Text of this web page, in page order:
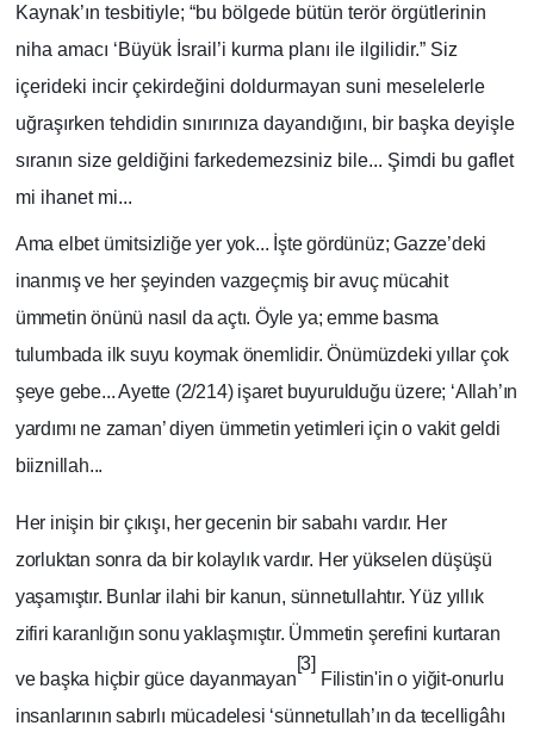
Kaynak’ın tesbitiyle; “bu bölgede bütün terör örgütlerinin
niha amacı ‘Büyük İsrail’i kurma planı ile ilgilidir.” Siz
içerideki incir çekirdeğini doldurmayan suni meselelerle
uğraşırken tehdidin sınırınıza dayandığını, bir başka deyişle
sıranın size geldiğini farkedemezsiniz bile... Şimdi bu gaflet
mi ihanet mi...
Ama elbet ümitsizliğe yer yok... İşte gördünüz; Gazze’deki
inanmış ve her şeyinden vazgeçmiş bir avuç mücahit
ümmetin önünü nasıl da açtı. Öyle ya; emme basma
tulumbada ilk suyu koymak önemlidir. Önümüzdeki yıllar çok
şeye gebe... Ayette (2/214) işaret buyurulduğu üzere; ‘Allah’ın
yardımı ne zaman’ diyen ümmetin yetimleri için o vakit geldi
biiznillah...
Her inişin bir çıkışı, her gecenin bir sabahı vardır. Her
zorluktan sonra da bir kolaylık vardır. Her yükselen düşüşü
yaşamıştır. Bunlar ilahi bir kanun, sünnetullahtır. Yüz yıllık
zifiri karanlığın sonu yaklaşmıştır. Ümmetin şerefini kurtaran
ve başka hiçbir güce dayanmayan
[3]
Filistin'in o yiğit-onurlu
insanlarının sabırlı mücadelesi ‘sünnetullah’ın da tecelligâhı